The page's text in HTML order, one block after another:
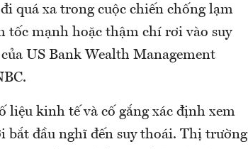
quá xa trong cuộc chiến chống lạm
mạnh hoặc thậm chí rơi vào suy
US Bank Wealth Management
liệu kinh tế và cố gắng xác định xem
bắt đầu nghĩ đến suy thoái. Thị trường